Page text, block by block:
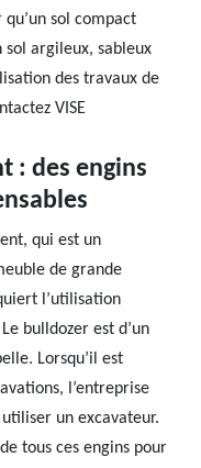
sol compact
sol argileux, sableux
des travaux de
VISE
: des engins
qui est un
de grande
l’utilisation
bulldozer est d’un
Lorsqu’il est
l’entreprise
un excavateur.
tous ces engins pour